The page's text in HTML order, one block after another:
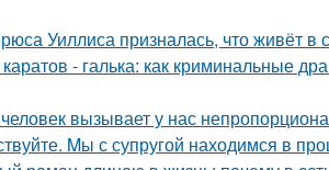
Уиллиса призналась, что живёт в
- галька: как криминальные
вызывает у нас
Mы с супругой находимся в